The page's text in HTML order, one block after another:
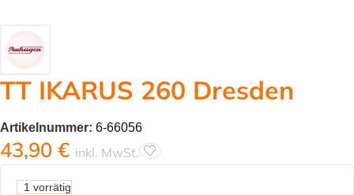
TT IKARUS 260 Dresden
Artikelnummer: 6-66056
43,90 € inkl. MwSt.
1 vorrätig